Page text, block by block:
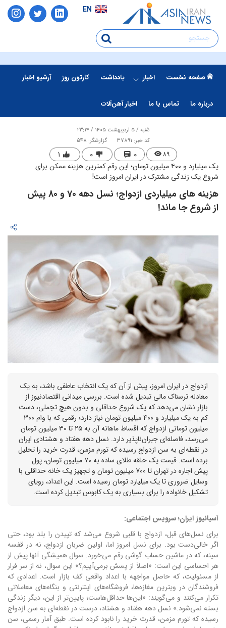
EN
صفحه نخست اخبار یادداشت کارتون روز آرشیو اخبار
درباره ما تماس با ما اخبار آهن‌آلات
شنبه / ۵ اردیبهشت ۱۴۰۵ / ۲۳:۱۴
کد خبر: 37891
گزارشگر: 548
۸۹ ۰ ۰ ۱
یک میلیارد و ۴۰۰ میلیون تومان؛ این رقم کمترین هزینه ممکن برای
شروع یک زندگی مشترک در ایران امروز است!
هزینه های میلیاردی ​ازدواج؛ نسل دهه 70 و 80 پیش
از شروع جا ماند!
ازدواج در ایران امروز، پیش از آن که یک انتخاب عاطفی باشد، به یک
معادله ترسناک مالی تبدیل شده است. بررسی میدانی اقتصادنیوز از
بازار نشان می‌دهد که یک شروع حداقلی و بدون هیچ تجملی، دست
کم به یک میلیارد و ۴۰۰ میلیون تومان نیاز دارد؛ رقمی که با وام ۳۰۰
میلیون تومانی ازدواج که اقساط ماهانه آن به ۲۵ تا ۳۰ میلیون تومان
می‌رسد، فاصله‌ای جبران‌ناپذیر دارد. نسل دهه هفتاد و هشتادی ایران
در نقطه‌ای به سن ازدواج رسیده که تورم مزمن، قدرت خرید را تحلیل
برده است. قیمت یک حلقه طلای ساده به ۷۰ میلیون تومان، پول
پیش اجاره در تهران تا ۷۰۰ میلیون تومان و تجهیز یک خانه حداقلی با
وسایل ضروری تا یک میلیارد تومان رسیده است. این اعداد، رویای
تشکیل خانواده را برای بسیاری به یک کابوس تبدیل کرده است.
آسیانیوز ایران؛ سرویس اجتماعی:
برای نسل‌های قبل، ازدواج با قلبی شروع می‌شد که تپیدن را بلد بود، حتی
اگر خالی‌دست بود. برای نسل امروز اما، اولین ضربان ازدواج، نه در قفسه
سینه، که در ماشین حساب گوشی رقم می‌خورد. سوال همیشگی آنها پیش از
هر احساسی این است: «اصلاً از پسش برمی‌آییم؟» این سوال، نه از سر فرار
از مسئولیت، که حاصل مواجهه با اعداد واقعی کف بازار است. اعدادی که
فروشندگان در ویترین مغازه‌ها، فروشگاه‌های اینترنتی و بنگاه‌های معاملاتی
تکرار می‌کنند و می‌گویند: «این‌ها حداقل‌هاست؛ پایین‌تر از این، دیگر زندگی
بسته نمی‌شود.» نسل دهه هفتاد و هشتاد، درست در نقطه‌ای به سن ازدواج
رسیده که تورم مزمن، قدرت خرید را نابود کرده است. طبق آمار رسمی، سن